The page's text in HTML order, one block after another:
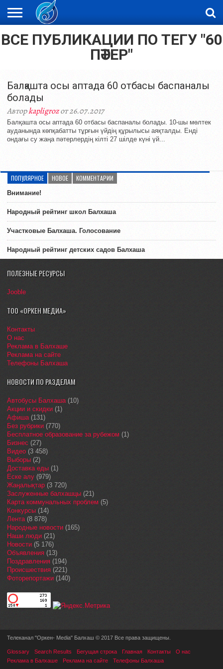
ЖАҢАЛЫҚТАР
НОВОСТИ
ВИДЕО
ФОТОРЕПОРТАЖИ
ОРКЕН
ВСЕ ПУБЛИКАЦИИ ПО ТЕГУ "60
ПӘТЕР"
Балқашта осы аптада 60 отбасы баспаналы
болады
Авторkapligrozот 26.07.2017
Балқашта осы аптада 60 отбасы баспаналы болады. 10-шы мөлтек
ауданында көпқабатты тұрғын үйдің құрылысы аяқталды. Енді
ондағы су жаңа пәтерлердің кілті 27 шілде күні үй...
ПОПУЛЯРНОЕ НОВОЕ КОММЕНТАРИИ
Внимание!
Народный рейтинг школ Балхаша
Участковые Балхаша. Голосование
Народный рейтинг детских садов Балхаша
ПОЛЕЗНЫЕ РЕСУРСЫ
Jooble
ТОО «ОРКЕН МЕДИА»
Контакты
О нас
Реклама в Балхаше
Реклама на сайте
Телефоны Балхаша
НОВОСТИ ПО РАЗДЕЛАМ
Автобусы Балхаша(10)
Акции и скидки (1)
Афиша(131)
Без рубрики (770)
Бесплатное образование за рубежом (1)
Бизнес (27)
Видео (3 458)
Выборы (2)
Доставка еды (1)
Еске алу (979)
Жаңалықтар (3 720)
Заслуженные балхашцы (21)
Карта коммунальных проблем (5)
Конкурсы (14)
Лента(8 878)
Народные новости (165)
Наши люди (21)
Новости (5 176)
Объявления (13)
Поздравления (194)
Происшествия (221)
Фоторепортажи (140)
Телеканал "Оркен- Media" Балхаш © 2017 Все права защищены.
Glossary Search Results Бегущая строка Главная Контакты
О нас
Реклама в Балхаше
Реклама на сайте Телефоны Балхаша